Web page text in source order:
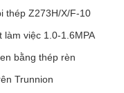
thép Z273H/X/F-10
làm việc 1.0-1.6MPA
bằng thép rèn
Trunnion